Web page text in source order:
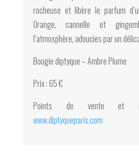
rocheuse et libère le parfum
Orange, cannelle et
l’atmosphère, adoucies par un
Bougie diptyque – Ambre Plume
Prix : 65 €
Points de vente et
www.diptyqueparis.com